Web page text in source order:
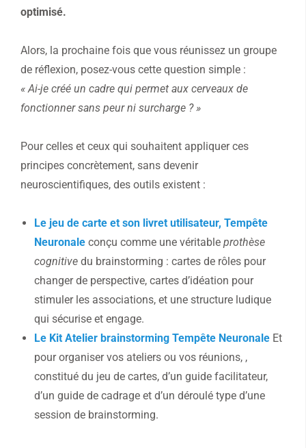
optimisé.
Alors, la prochaine fois que vous réunissez un groupe
de réflexion, posez-vous cette question simple :
« Ai-je créé un cadre qui permet aux cerveaux de
fonctionner sans peur ni surcharge ? »
Pour celles et ceux qui souhaitent appliquer ces
principes concrètement, sans devenir
neuroscientifiques, des outils existent :
Le jeu de carte et son livret utilisateur, Tempête
Neuronale conçu comme une véritable prothèse
cognitive du brainstorming : cartes de rôles pour
changer de perspective, cartes d’idéation pour
stimuler les associations, et une structure ludique
qui sécurise et engage.
Le Kit Atelier brainstorming Tempête Neuronale Et
pour organiser vos ateliers ou vos réunions, ,
constitué du jeu de cartes, d’un guide facilitateur,
d’un guide de cadrage et d’un déroulé type d’une
session de brainstorming.